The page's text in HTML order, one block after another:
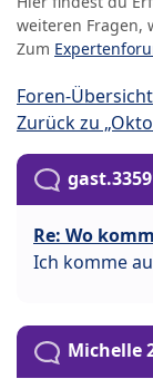
weiteren Fragen,
Zum
Foren-Übersicht
Zurück zu
Re: Wo
Ich komme
Michelle